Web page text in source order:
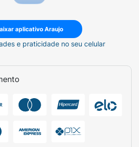
Amaranto 16185)
aplicativo Araujo
e praticidade no seu celular